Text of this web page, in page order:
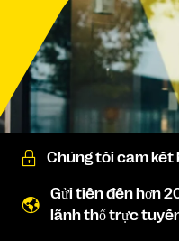
Chúng tôi cam kết
Gửi tiền đến hơn
lãnh thổ trực